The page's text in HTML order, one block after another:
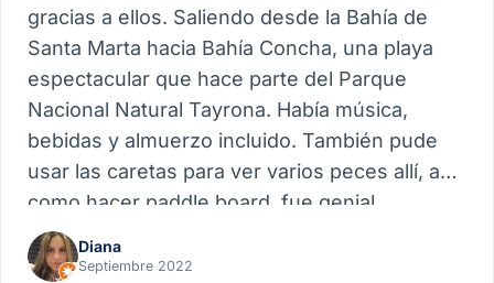
gracias a ellos. Saliendo desde la Bahía de
Santa Marta hacia Bahía Concha, una playa
espectacular que hace parte del Parque
Nacional Natural Tayrona. Había música,
bebidas y almuerzo incluido. También pude
usar las caretas para ver varios peces allí, así
como hacer paddle board, fue genial.
Recomiendo este proveedor y su experiencia
de Velero, funcional para amigos, parejas o
Diana
Septiembre 2022